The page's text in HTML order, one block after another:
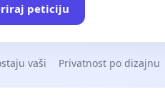
peticiju
vaši Privatnost po dizajnu